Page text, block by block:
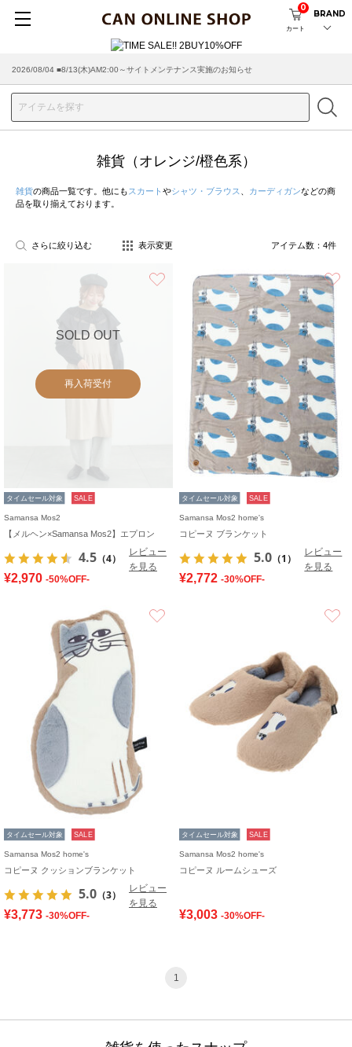
カート
0
BRAND
2026/08/04 ■8/13(木)AM2:00～サイトメンテナンス実施のお知らせ
雑貨（オレンジ/橙色系）
雑貨の商品一覧です。他にも スカート やシャツ・ブラウス カーディガンなどの商
品を取り揃えております。
さらに絞り込む 表示変更 アイテム数： 4件
SOLD OUT
再入荷受付
タイムセール対象 SALE
Samansa Mos2
【メルヘン×Samansa Mos2】エプロン
4.5 （4）
レビュー
を見る
¥2,970 -50%OFF-
タイムセール対象 SALE
Samansa Mos2 home's
コピーヌ ブランケット
5.0 （1）
レビュー
を見る
¥2,772 -30%OFF-
タイムセール対象 SALE
Samansa Mos2 home's
コピーヌ クッションブランケット
5.0 （3）
レビュー
を見る
¥3,773 -30%OFF-
タイムセール対象 SALE
Samansa Mos2 home's
コピーヌ ルームシューズ
¥3,003 -30%OFF-
1